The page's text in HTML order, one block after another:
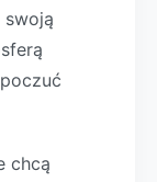
chcą